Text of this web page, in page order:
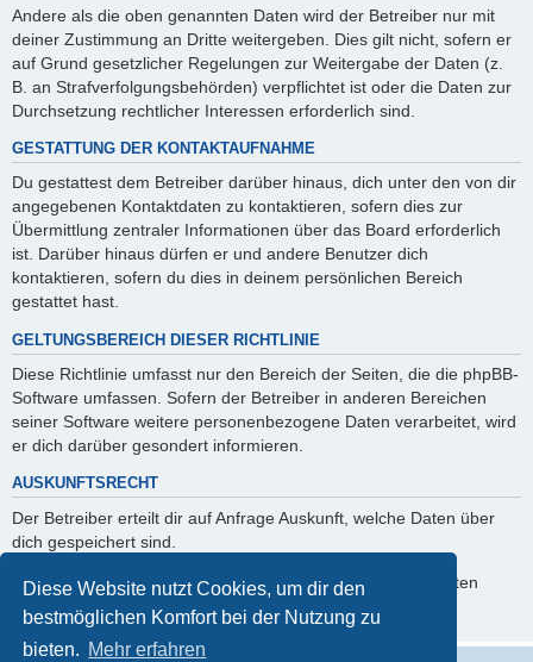
Diese Website nutzt Cookies, um dir den
bestmöglichen Komfort bei der Nutzung zu
bieten. Mehr erfahren
Andere als die oben genannten Daten wird der Betreiber nur mit
deiner Zustimmung an Dritte weitergeben. Dies gilt nicht, sofern er
auf Grund gesetzlicher Regelungen zur Weitergabe der Daten (z.
B. an Strafverfolgungsbehörden) verpflichtet ist oder die Daten zur
Durchsetzung rechtlicher Interessen erforderlich sind.
GESTATTUNG DER KONTAKTAUFNAHME
Du gestattest dem Betreiber darüber hinaus, dich unter den von dir
angegebenen Kontaktdaten zu kontaktieren, sofern dies zur
Übermittlung zentraler Informationen über das Board erforderlich
ist. Darüber hinaus dürfen er und andere Benutzer dich
kontaktieren, sofern du dies in deinem persönlichen Bereich
gestattet hast.
GELTUNGSBEREICH DIESER RICHTLINIE
Diese Richtlinie umfasst nur den Bereich der Seiten, die die phpBB-
Software umfassen. Sofern der Betreiber in anderen Bereichen
seiner Software weitere personenbezogene Daten verarbeitet, wird
er dich darüber gesondert informieren.
AUSKUNFTSRECHT
Der Betreiber erteilt dir auf Anfrage Auskunft, welche Daten über
dich gespeichert sind.
Du kannst jederzeit die Löschung bzw. Sperrung deiner Daten
verlangen. Kontaktiere hierzu bitte den Betreiber.